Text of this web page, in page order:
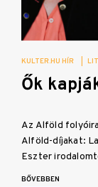
KULTER.HU HÍR
Ők
Az Alföld
Alföld-díjakat:
Eszter
BŐVEBBEN